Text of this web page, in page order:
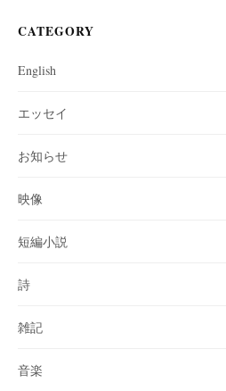
CATEGORY
English
エッセイ
お知らせ
映像
短編小説
詩
雑記
音楽